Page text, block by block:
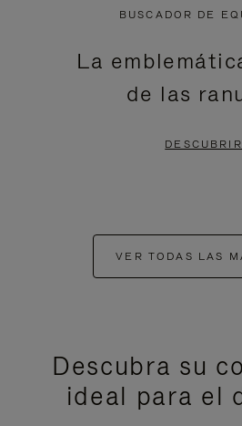
BUSCADOR DE
La
de las
DESCUBRIR
VER TODAS LAS
Descubra su
ideal para el